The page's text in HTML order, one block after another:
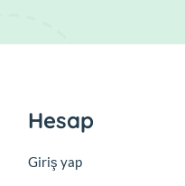
Hesap
Giriş yap